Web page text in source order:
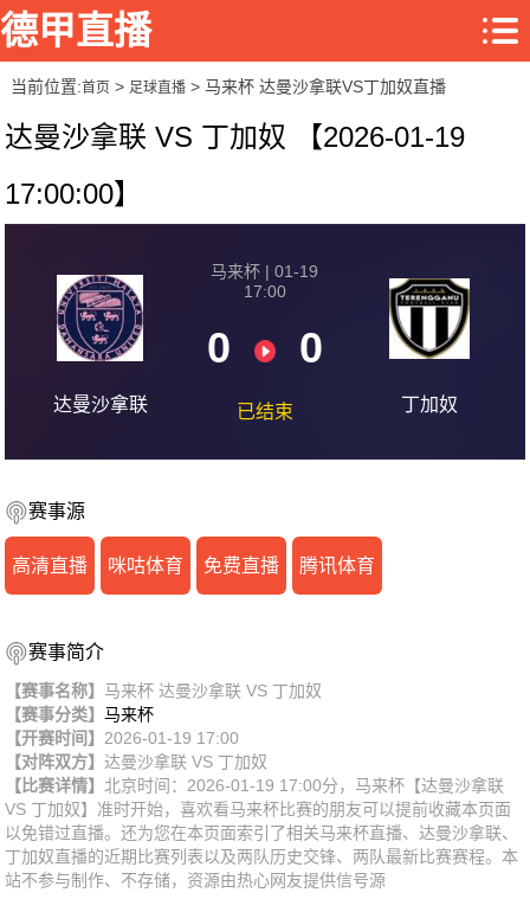
德甲直播
当前位置:首页> 足球直播> 马来杯 达曼沙拿联VS丁加奴直播
达曼沙拿联 VS 丁加奴 【2026-01-19
17:00:00】
达曼沙拿联
马来杯 | 01-19
17:00
0 0
已结束 丁加奴
赛事源
高清直播 咪咕体育 免费直播 腾讯体育
赛事简介
【赛事名称】 马来杯 达曼沙拿联 VS 丁加奴
【赛事分类】马来杯
【开赛时间】 2026-01-19 17:00
【对阵双方】达曼沙拿联 VS 丁加奴
【比赛详情】 北京时间：2026-01-19 17:00分，马来杯【达曼沙拿联
VS 丁加奴】准时开始，喜欢看马来杯比赛的朋友可以提前收藏本页面
以免错过直播。还为您在本页面索引了相关马来杯直播、达曼沙拿联、
丁加奴直播的近期比赛列表以及两队历史交锋、两队最新比赛赛程。本
站不参与制作、不存储，资源由热心网友提供信号源